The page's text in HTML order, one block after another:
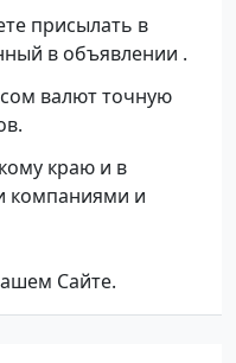
присылать в
в объявлении .
валют точную
краю и в
компаниями и
Сайте.